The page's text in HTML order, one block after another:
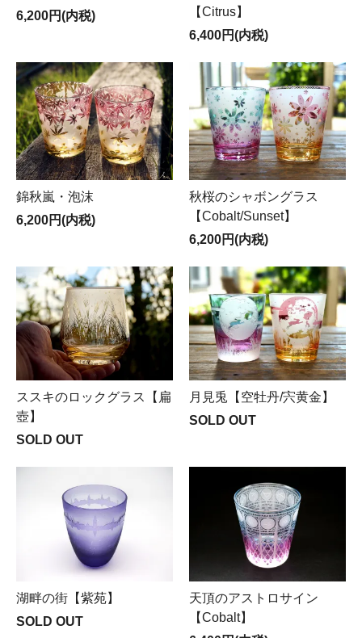
6,200円(内税)
【Citrus】
6,400円(内税)
錦秋嵐・泡沫
6,200円(内税)
秋桜のシャボングラス
【Cobalt/Sunset】
6,200円(内税)
ススキのロックグラス【扁
壺】
SOLD OUT
月見兎【空牡丹/宍黄金】
SOLD OUT
湖畔の街【紫苑】
SOLD OUT
天頂のアストロサイン
【Cobalt】